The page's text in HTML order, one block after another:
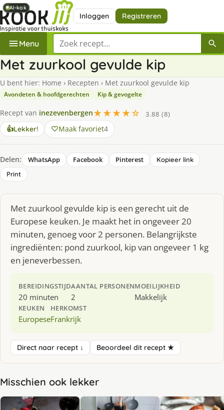
Inloggen Registreren
Menu Zoek een recept
Met zuurkool gevulde kip
U bent hier: Home › Recepten › Met zuurkool gevulde kip
Avondeten & hoofdgerechten Kip & gevogelte
Recept van inezevenbergen★★★★☆
3.88 (8)
👍Lekker! Maak favoriet4
Delen: WhatsApp Facebook Pinterest
Kopieer link
Print
Met zuurkool gevulde kip is een gerecht uit de
Europese keuken. Je maakt het in ongeveer 20
minuten, genoeg voor 2 personen. Belangrijkste
ingrediënten: pond zuurkool, kip van ongeveer 1 kg
en jeneverbessen.
BEREIDINGSTIJD
20 minuten
AANTAL PERSONEN
2
MOEILIJKHEID
Makkelijk
KEUKEN
Europese
HERKOMST
Frankrijk
Direct naar recept ↓ Beoordeel dit recept ★
Misschien ook lekker
AI-kok
AI-kok
AI-kok
AI-kok